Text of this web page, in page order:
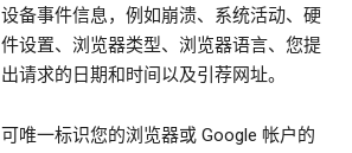
设备事件信息，例如崩溃、系统活动、硬
件设置、浏览器类型、浏览器语言、您提
出请求的日期和时间以及引荐网址。
可唯一标识您的浏览器或 Google 帐户的